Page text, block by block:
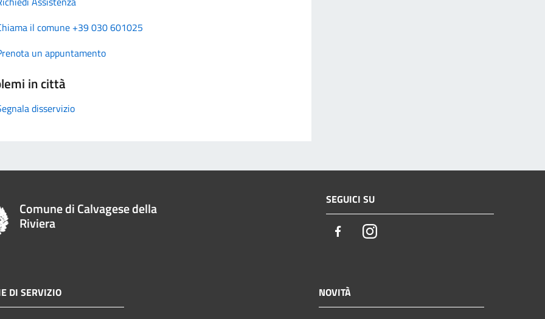
il comune +39 030 601025
un appuntamento
in città
disservizio
Comune di Calvagese della
Riviera
SEGUICI SU
FacebookInstagram
DI SERVIZIO NOVITÀ